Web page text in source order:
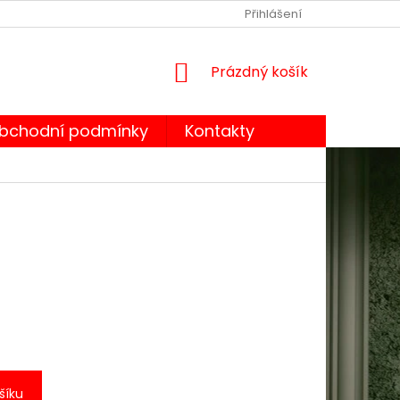
PODMÍNKY OCHRANY OSOBNÍCH
Přihlášení
NÁKUPNÍ
Prázdný košík
podmínky Kontakty